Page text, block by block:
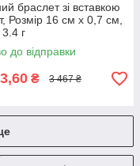
браслет зі вставкою
Розмір 16 см x 0,7 см,
г
до відправки
₴ 3 467 ₴